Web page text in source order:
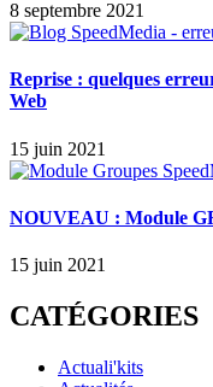
8 septembre 2021
Reprise : quelques
Web
15 juin 2021
NOUVEAU : Module
15 juin 2021
CATÉGORIES
Actuali'kits